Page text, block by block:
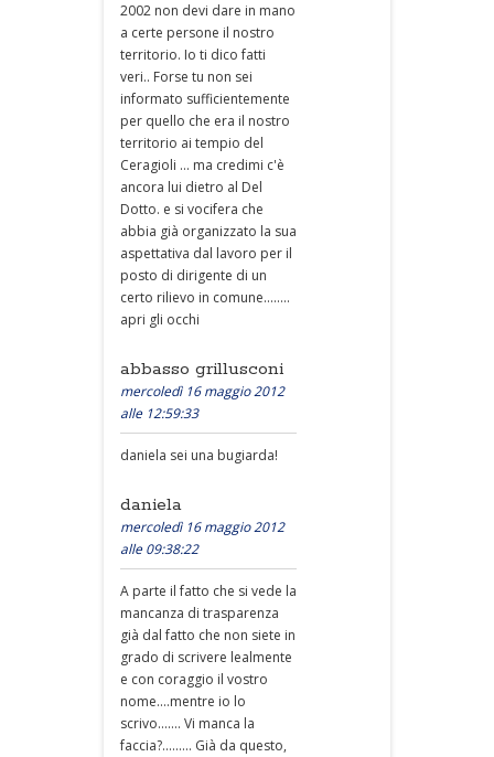
2002 non devi dare in mano
a certe persone il nostro
territorio. Io ti dico fatti
veri.. Forse tu non sei
informato sufficientemente
per quello che era il nostro
territorio ai tempio del
Ceragioli ... ma credimi c'è
ancora lui dietro al Del
Dotto. e si vocifera che
abbia già organizzato la sua
aspettativa dal lavoro per il
posto di dirigente di un
certo rilievo in comune........
apri gli occhi
abbasso grillusconi
mercoledì 16 maggio 2012
alle 12:59:33
daniela sei una bugiarda!
daniela
mercoledì 16 maggio 2012
alle 09:38:22
A parte il fatto che si vede la
mancanza di trasparenza
già dal fatto che non siete in
grado di scrivere lealmente
e con coraggio il vostro
nome....mentre io lo
scrivo....... Vi manca la
faccia?......... Già da questo,